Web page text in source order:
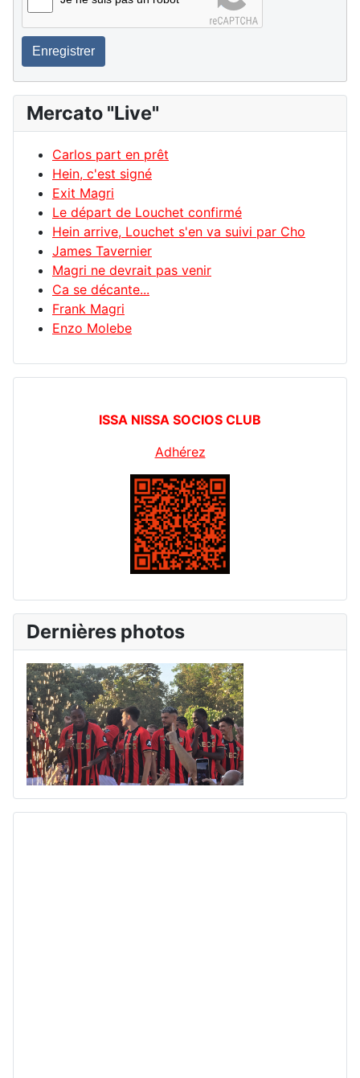
Enregistrer
Mercato "Live"
Carlos part en prêt
Hein, c'est signé
Exit Magri
Le départ de Louchet confirmé
Hein arrive, Louchet s'en va suivi par Cho
James Tavernier
Magri ne devrait pas venir
Ca se décante...
Frank Magri
Enzo Molebe
ISSA NISSA SOCIOS CLUB
Adhérez
Dernières photos